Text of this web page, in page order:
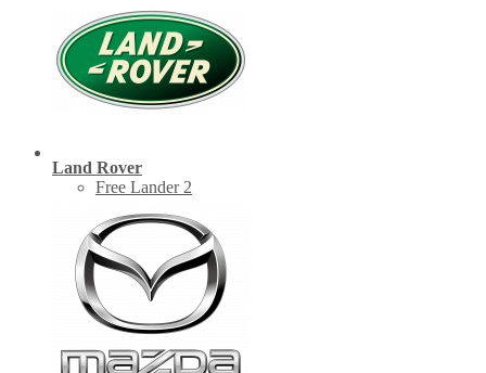
Land Rover
Free Lander 2